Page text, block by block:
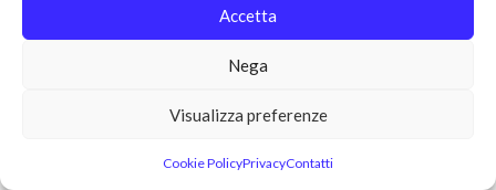
Accetta
Nega
Visualizza preferenze
Cookie PolicyPrivacyContatti